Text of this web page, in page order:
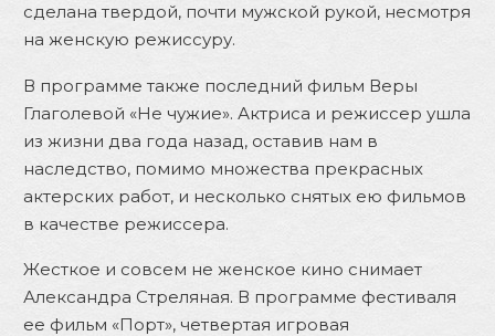
сделана твердой, почти мужской рукой, несмотря
на женскую режиссуру.
В программе также последний фильм Веры
Глаголевой «Не чужие». Актриса и режиссер ушла
из жизни два года назад, оставив нам в
наследство, помимо множества прекрасных
актерских работ, и несколько снятых ею фильмов
в качестве режиссера.
Жесткое и совсем не женское кино снимает
Александра Стреляная. В программе фестиваля
ее фильм «Порт», четвертая игровая